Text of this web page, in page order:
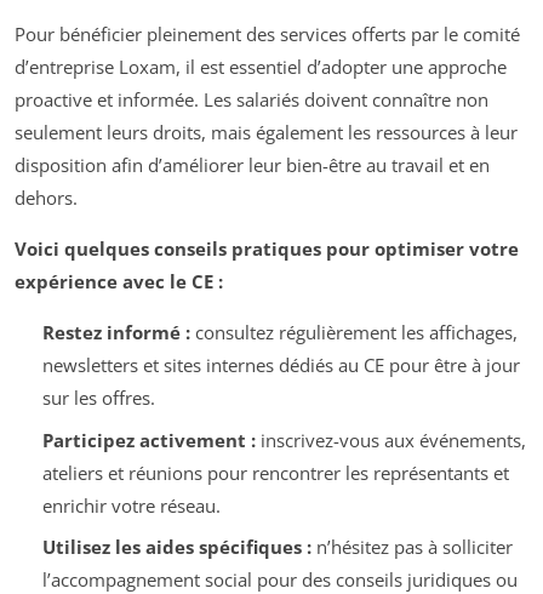
Pour bénéficier pleinement des services offerts par le comité
d’entreprise Loxam, il est essentiel d’adopter une approche
proactive et informée. Les salariés doivent connaître non
seulement leurs droits, mais également les ressources à leur
disposition afin d’améliorer leur bien-être au travail et en
dehors.
Voici quelques conseils pratiques pour optimiser votre
expérience avec le CE :
Restez informé :consultez régulièrement les affichages,
newsletters et sites internes dédiés au CE pour être à jour
sur les offres.
Participez activement :inscrivez-vous aux événements,
ateliers et réunions pour rencontrer les représentants et
enrichir votre réseau.
Utilisez les aides spécifiques :n’hésitez pas à solliciter
l’accompagnement social pour des conseils juridiques ou